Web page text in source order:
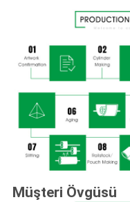
Müşteri Övgüsü